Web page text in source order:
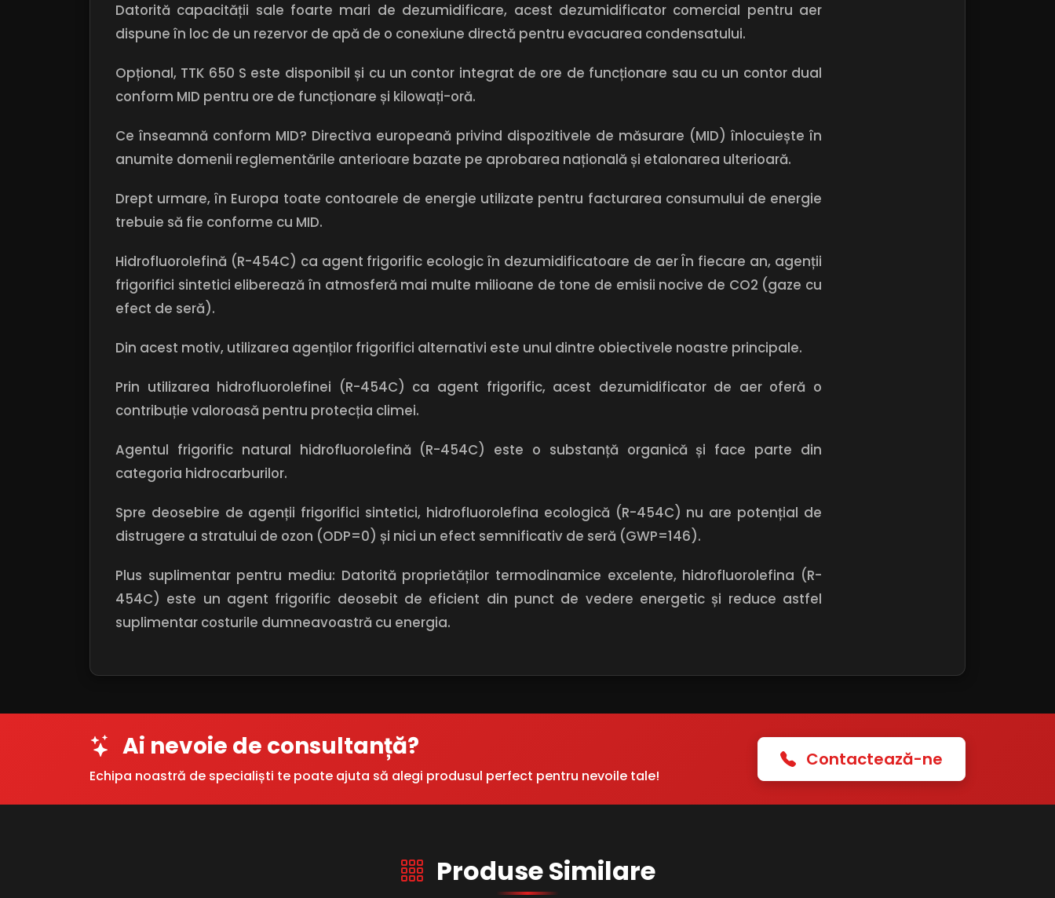
Datorită capacității sale foarte mari de dezumidificare, acest dezumidificator comercial pentru aer
dispune în loc de un rezervor de apă de o conexiune directă pentru evacuarea condensatului.
Opțional, TTK 650 S este disponibil și cu un contor integrat de ore de funcționare sau cu un contor dual
conform MID pentru ore de funcționare și kilowați-oră.
Ce înseamnă conform MID? Directiva europeană privind dispozitivele de măsurare (MID) înlocuiește în
anumite domenii reglementările anterioare bazate pe aprobarea națională și etalonarea ulterioară.
Drept urmare, în Europa toate contoarele de energie utilizate pentru facturarea consumului de energie
trebuie să fie conforme cu MID.
Hidrofluorolefină (R-454C) ca agent frigorific ecologic în dezumidificatoare de aer În fiecare an, agenții
frigorifici sintetici eliberează în atmosferă mai multe milioane de tone de emisii nocive de CO2 (gaze cu
efect de seră).
Din acest motiv, utilizarea agenților frigorifici alternativi este unul dintre obiectivele noastre principale.
Prin utilizarea hidrofluorolefinei (R-454C) ca agent frigorific, acest dezumidificator de aer oferă o
contribuție valoroasă pentru protecția climei.
Agentul frigorific natural hidrofluorolefină (R-454C) este o substanță organică și face parte din
categoria hidrocarburilor.
Spre deosebire de agenții frigorifici sintetici, hidrofluorolefina ecologică (R-454C) nu are potențial de
distrugere a stratului de ozon (ODP=0) și nici un efect semnificativ de seră (GWP=146).
Plus suplimentar pentru mediu: Datorită proprietăților termodinamice excelente, hidrofluorolefina (R-
454C) este un agent frigorific deosebit de eficient din punct de vedere energetic și reduce astfel
suplimentar costurile dumneavoastră cu energia.
Ai nevoie de consultanță?
Echipa noastră de specialiști te poate ajuta să alegi produsul perfect pentru nevoile tale!
Contactează-ne
Produse Similare